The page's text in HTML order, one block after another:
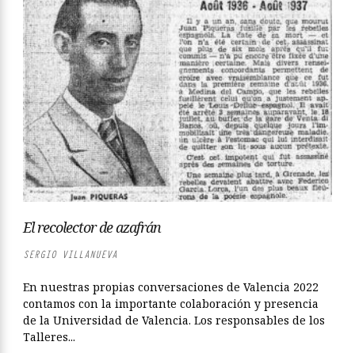
El recolector de azafrán
SERGIO VILLANUEVA
En nuestras propias conversaciones de Valencia 2022
contamos con la importante colaboración y presencia
de la Universidad de Valencia. Los responsables de los
Talleres...